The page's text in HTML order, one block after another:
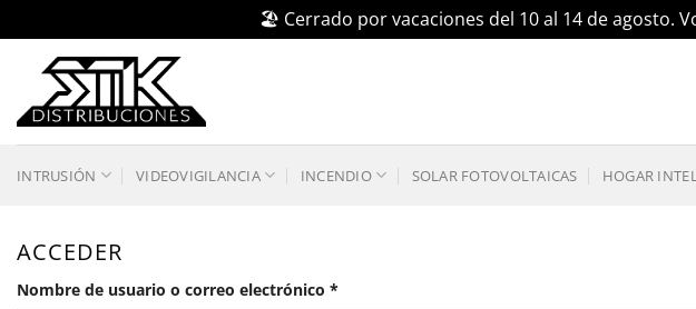
🏖️ Cerrado por vacaciones del 10 al 14 de agosto.
contenido
INTRUSIÓN VIDEOVIGILANCIA INCENDIO SOLAR FOTOVOLTAICAS HOGAR
ACCEDER
Nombre de usuario o correo electrónico *Obligatorio